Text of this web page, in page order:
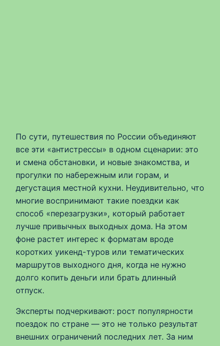
По сути, путешествия по России объединяют
все эти «антистрессы» в одном сценарии: это
и смена обстановки, и новые знакомства, и
прогулки по набережным или горам, и
дегустация местной кухни. Неудивительно, что
многие воспринимают такие поездки как
способ «перезагрузки», который работает
лучше привычных выходных дома. На этом
фоне растет интерес к форматам вроде
коротких уикенд-туров или тематических
маршрутов выходного дня, когда не нужно
долго копить деньги или брать длинный
отпуск.
Эксперты подчеркивают: рост популярности
поездок по стране — это не только результат
внешних ограничений последних лет. За ним